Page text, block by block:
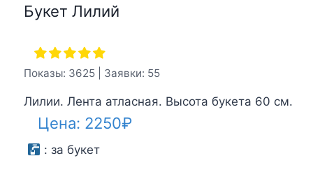
Букет Лилий
Показы: 3625 | Заявки: 55
Лилии. Лента атласная. Высота букета 60 см.
Цена: 2250₽
: за букет